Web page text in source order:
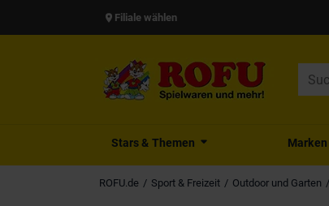
Filiale wählen
Stars & Themen Marken
ROFU.de Sport & Freizeit Outdoor und Garten